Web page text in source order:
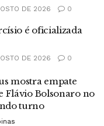
DE 2026 0
é oficializada
DE 2026 0
mostra empate
Flávio Bolsonaro no
turno